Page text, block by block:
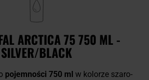
ARCTICA 75 750 ML -
SILVER/BLACK
pojemności 750 ml w kolorze szaro-